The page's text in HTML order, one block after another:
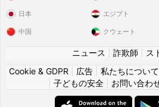
日本
中国
エジプト
クウェート
ニュース 詐欺師 ス
Cookie & GDPR
広告 私たちについて
子どもの安全| お問い合わ